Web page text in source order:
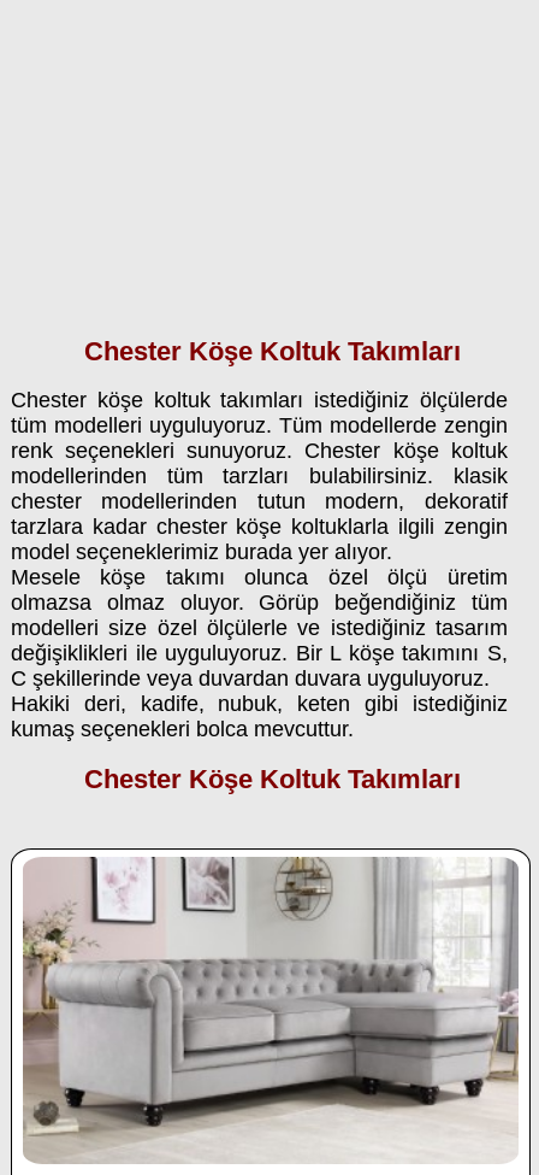
Chester Köşe Koltuk Takımları
Chester köşe koltuk takımları istediğiniz ölçülerde
tüm modelleri uyguluyoruz. Tüm modellerde zengin
renk seçenekleri sunuyoruz. Chester köşe koltuk
modellerinden tüm tarzları bulabilirsiniz. klasik
chester modellerinden tutun modern, dekoratif
tarzlara kadar chester köşe koltuklarla ilgili zengin
model seçeneklerimiz burada yer alıyor.
Mesele köşe takımı olunca özel ölçü üretim
olmazsa olmaz oluyor. Görüp beğendiğiniz tüm
modelleri size özel ölçülerle ve istediğiniz tasarım
değişiklikleri ile uyguluyoruz. Bir L köşe takımını S,
C şekillerinde veya duvardan duvara uyguluyoruz.
Hakiki deri, kadife, nubuk, keten gibi istediğiniz
kumaş seçenekleri bolca mevcuttur.
Chester Köşe Koltuk Takımları